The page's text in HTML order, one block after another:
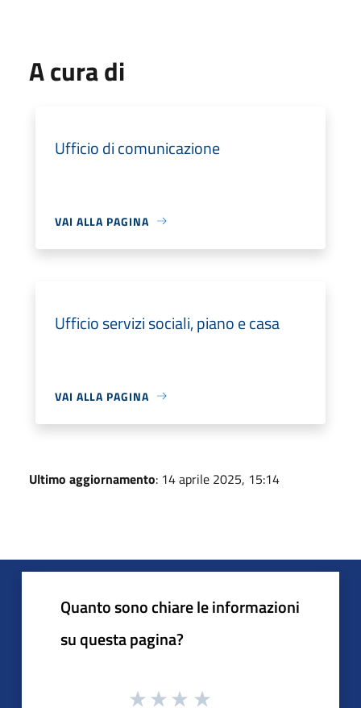
A cura di
Ufficio di comunicazione
VAI ALLA PAGINA
Ufficio servizi sociali, piano e casa
VAI ALLA PAGINA
Ultimo aggiornamento: 14 aprile 2025, 15:14
Quanto sono chiare le informazioni
su questa pagina?